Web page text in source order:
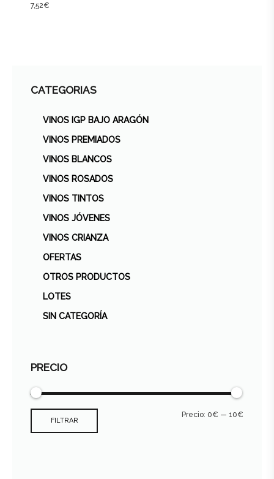
CATEGORIAS
VINOS IGP BAJO ARAGÓN
VINOS PREMIADOS
VINOS BLANCOS
VINOS ROSADOS
VINOS TINTOS
VINOS JÓVENES
VINOS CRIANZA
OFERTAS
OTROS PRODUCTOS
LOTES
SIN CATEGORÍA
PRECIO
FILTRAR
Precio: 0€ — 10€
7,52€